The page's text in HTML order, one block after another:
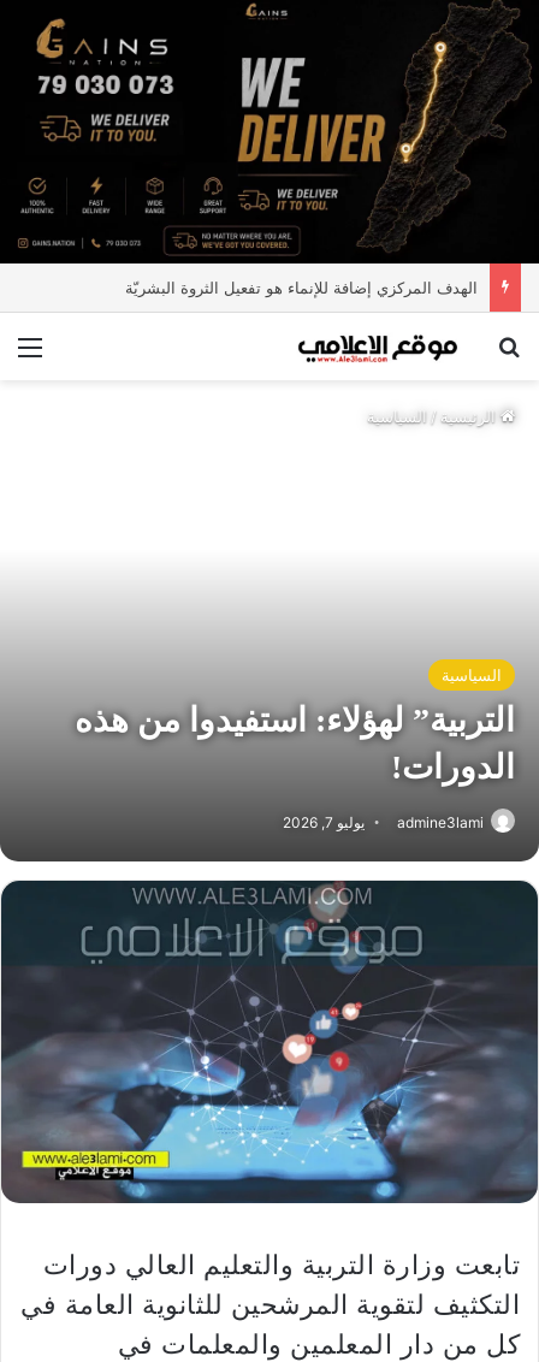
الهدف المركزي إضافة للإنماء هو تفعيل الثروة البشريّة
بحث عن
الرئيسية/ السياسية
السياسية
التربية” لهؤلاء: استفيدوا من هذه
الدورات!
admine3lami يوليو 7, 2026
تابعت وزارة التربية والتعليم العالي دورات
التكثيف لتقوية المرشحين للثانوية العامة في
كل من دار المعلمين والمعلمات في